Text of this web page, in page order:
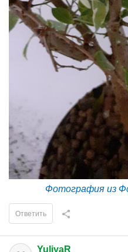
Фотография из
Ответить
YuliyaR